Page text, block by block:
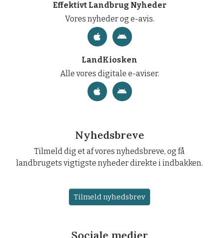
Effektivt Landbrug Nyheder
Vores nyheder og e-avis.
LandKiosken
Alle vores digitale e-aviser.
Nyhedsbreve
Tilmeld dig et af vores nyhedsbreve, og få
landbrugets vigtigste nyheder direkte i indbakken.
Tilmeld nyhedsbrev
Sociale medier